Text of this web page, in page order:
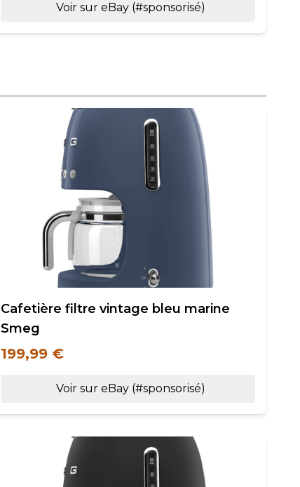
Voir sur eBay (#sponsorisé)
Cafetière filtre vintage bleu marine
Smeg
199,99 €
Voir sur eBay (#sponsorisé)